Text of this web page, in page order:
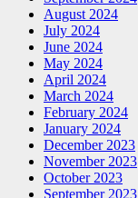
August 2024
July 2024
June 2024
May 2024
April 2024
March 2024
February 2024
January 2024
December 2023
November 2023
October 2023
September 2023